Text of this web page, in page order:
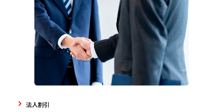
法人割引